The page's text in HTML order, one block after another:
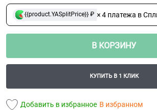
{{product.YASplitPrice}} ₽ × 4 платежа в
В КОРЗИНУ
КУПИТЬ В 1 КЛИК
Добавить в избранное В избранном